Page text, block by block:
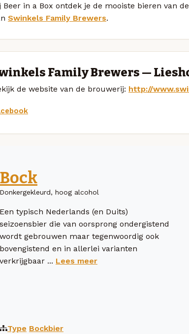
Beer in a Box ontdek je de mooiste bieren van
Swinkels Family Brewers.
Family Brewers —
de website van de brouwerij: http://
Bock
Donkergekleurd, hoog alcohol
Een typisch Nederlands (en Duits)
seizoensbier die van oorsprong ondergistend
wordt gebrouwen maar tegenwoordig ook
bovengistend en in allerlei varianten
verkrijgbaar ... Lees meer
Type Bockbier